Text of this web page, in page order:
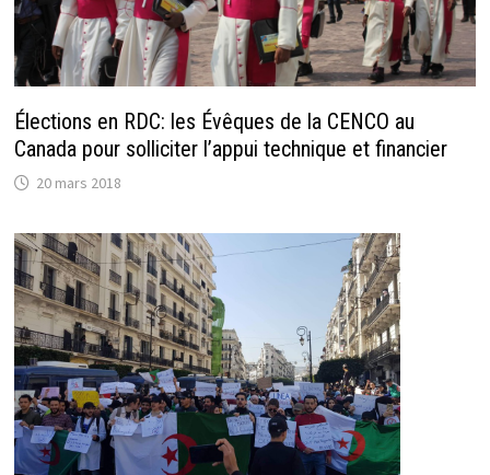
Élections en RDC: les Évêques de la CENCO au
Canada pour solliciter l’appui technique et financier
20 mars 2018